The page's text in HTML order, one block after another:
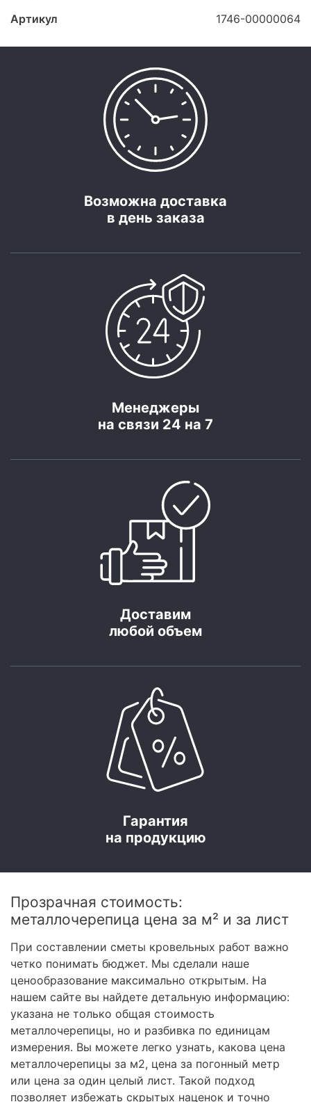
Артикул 1746-00000064
Возможна доставка
в день заказа
Менеджеры
на связи 24 на 7
Доставим
любой объем
Гарантия
на продукцию
Прозрачная стоимость:
металлочерепица цена за м² и за лист
При составлении сметы кровельных работ важно
четко понимать бюджет. Мы сделали наше
ценообразование максимально открытым. На
нашем сайте вы найдете детальную информацию:
указана не только общая стоимость
металлочерепицы, но и разбивка по единицам
измерения. Вы можете легко узнать, какова цена
металлочерепицы за м2, цена за погонный метр
или цена за один целый лист. Такой подход
позволяет избежать скрытых наценок и точно